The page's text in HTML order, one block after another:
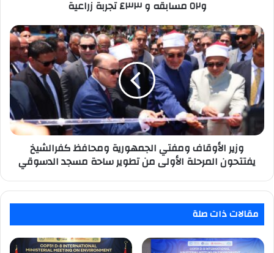
٣٣٤
مشروع
و٥٢
مسابقه
و
٤٣٣
تجربة
زراعية
و٥٢ مسابقه و ٤٣٣ تجربة زراعية
وزير
الأوقاف
ومفتي
الجمهورية
ومحافظ
كفرالشيخ
يفتتحون
المرحلة
الأولى
تطوير
مسجد
وزير الأوقاف ومفتي الجمهورية ومحافظ كفرالشيخ
يفتتحون المرحلة الأولى من تطوير ساحة مسجد الدسوقي
مقالات ذات صلة